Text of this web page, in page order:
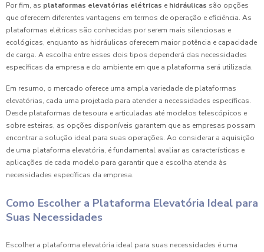
Por fim, as plataformas elevatórias elétricas e hidráulicas são opções
que oferecem diferentes vantagens em termos de operação e eficiência. As
plataformas elétricas são conhecidas por serem mais silenciosas e
ecológicas, enquanto as hidráulicas oferecem maior potência e capacidade
de carga. A escolha entre esses dois tipos dependerá das necessidades
específicas da empresa e do ambiente em que a plataforma será utilizada.
Em resumo, o mercado oferece uma ampla variedade de plataformas
elevatórias, cada uma projetada para atender a necessidades específicas.
Desde plataformas de tesoura e articuladas até modelos telescópicos e
sobre esteiras, as opções disponíveis garantem que as empresas possam
encontrar a solução ideal para suas operações. Ao considerar a aquisição
de uma plataforma elevatória, é fundamental avaliar as características e
aplicações de cada modelo para garantir que a escolha atenda às
necessidades específicas da empresa.
Como Escolher a Plataforma Elevatória Ideal para
Suas Necessidades
Escolher a plataforma elevatória ideal para suas necessidades é uma